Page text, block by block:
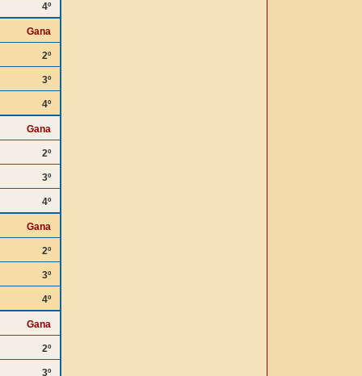
4º
Gana
2º
3º
4º
Gana
2º
3º
4º
Gana
2º
3º
4º
Gana
2º
3º